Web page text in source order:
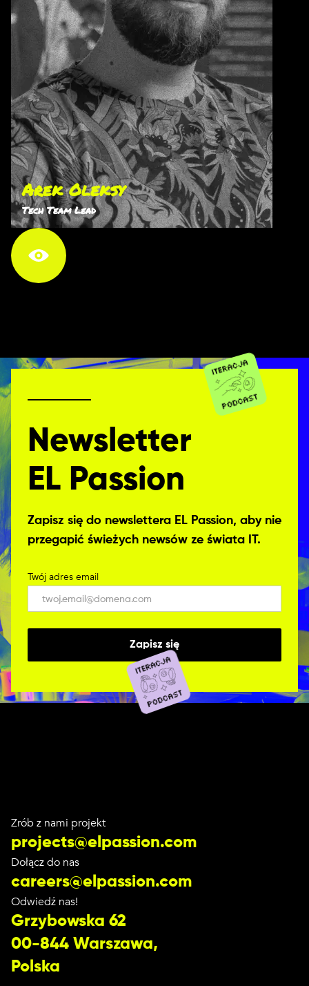
Arek Oleksy
Tech Team Lead
Branżowy dinozaur. Od 2016 roku w EL Passion
pomaga firmom budować cyfrowe produkty. Jako
Arek Oleksy
Tech Team Lead
Newsletter
EL Passion
Zapisz się do newslettera EL Passion, aby nie
przegapić świeżych newsów ze świata IT.
Twój adres email
Zrób z nami projekt
projects@elpassion.com
Dołącz do nas
careers@elpassion.com
Odwiedź nas!
Grzybowska 62
00-844 Warszawa,
Polska